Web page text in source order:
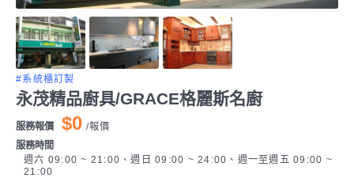
#系統櫃訂製
永茂精品廚具/GRACE格麗斯名廚
服務報價 $0 /報價
服務時間
週六 09:00 ~ 21:00、週日 09:00 ~ 24:00、週一至週五 09:00 ~
21:00